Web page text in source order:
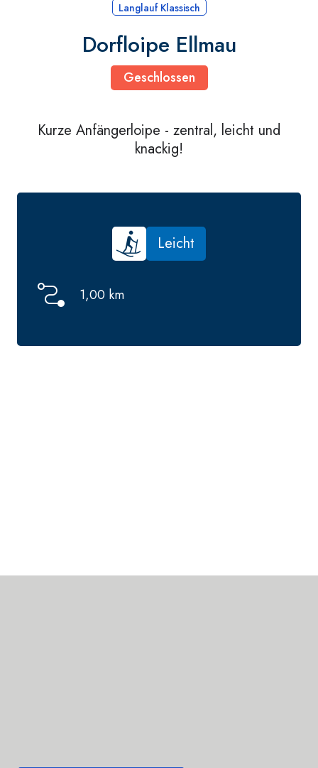
Langlauf Klassisch
Dorfloipe Ellmau
Geschlossen
Kurze Anfängerloipe - zentral, leicht und
knackig!
Leicht
1,00 km